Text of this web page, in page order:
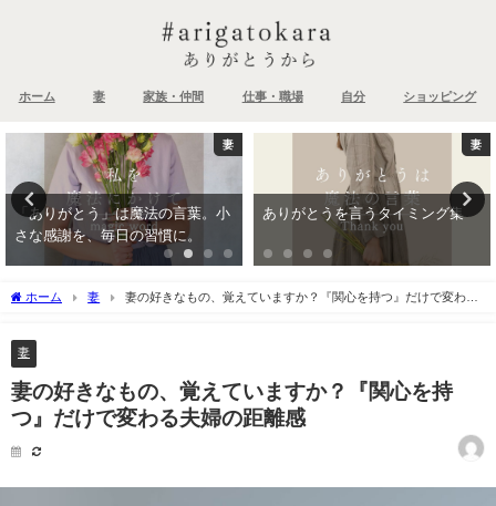
ホーム 妻 家族・仲間 仕事・職場 自分 ショッピング
妻
「ありがとう」は魔法の言葉。小
さな感謝を、毎日の習慣に。
妻
ありがとうを言うタイミング集
ホーム 妻
妻の好きなもの、覚えていますか？『関心を持つ』だけで変わる
妻
妻の好きなもの、覚えていますか？『関心を持
つ』だけで変わる夫婦の距離感